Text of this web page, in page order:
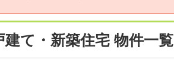
て・新築住宅 物件一覧